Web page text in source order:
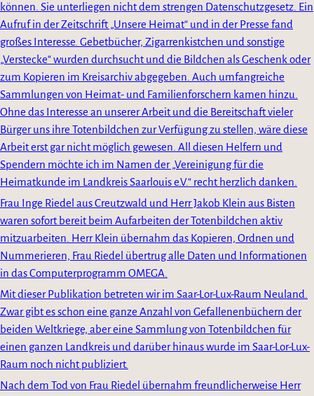
können. Sie unterliegen nicht dem strengen Datenschutzgesetz. Ein
Aufruf in der Zeitschrift „Unsere Heimat“ und in der Presse fand
großes Interesse. Gebetbücher, Zigarrenkistchen und sonstige
„Verstecke“ wurden durchsucht und die Bildchen als Geschenk oder
zum Kopieren im Kreisarchiv abgegeben. Auch umfangreiche
Sammlungen von Heimat- und Familienforschern kamen hinzu.
Ohne das Interesse an unserer Arbeit und die Bereitschaft vieler
Bürger uns ihre Totenbildchen zur Verfügung zu stellen, wäre diese
Arbeit erst gar nicht möglich gewesen. All diesen Helfern und
Spendern möchte ich im Namen der „Vereinigung für die
Heimatkunde im Landkreis Saarlouis e.V.“ recht herzlich danken.
Frau Inge Riedel aus Creutzwald und Herr Jakob Klein aus Bisten
waren sofort bereit beim Aufarbeiten der Totenbildchen aktiv
mitzuarbeiten. Herr Klein übernahm das Kopieren, Ordnen und
Nummerieren, Frau Riedel übertrug alle Daten und Informationen
in das Computerprogramm OMEGA.
Mit dieser Publikation betreten wir im Saar-Lor-Lux-Raum Neuland.
Zwar gibt es schon eine ganze Anzahl von Gefallenenbüchern der
beiden Weltkriege, aber eine Sammlung von Totenbildchen für
einen ganzen Landkreis und darüber hinaus wurde im Saar-Lor-Lux-
Raum noch nicht publiziert.
Nach dem Tod von Frau Riedel übernahm freundlicherweise Herr